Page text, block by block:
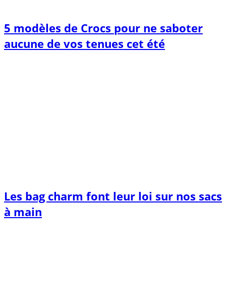
5 modèles de Crocs pour ne saboter
aucune de vos tenues cet été
Les bag charm font leur loi sur nos sacs
à main